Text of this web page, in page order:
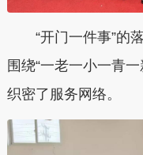
“开门一件事”的落
围绕“一老一小一青
织密了服务网络。